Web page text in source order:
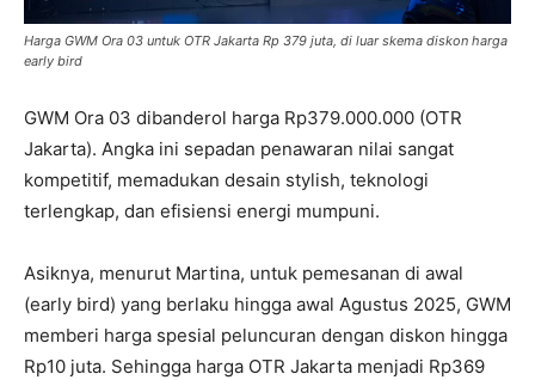
Harga GWM Ora 03 untuk OTR Jakarta Rp 379 juta, di luar skema diskon harga
early bird
GWM Ora 03 dibanderol harga Rp379.000.000 (OTR
Jakarta). Angka ini sepadan penawaran nilai sangat
kompetitif, memadukan desain stylish, teknologi
terlengkap, dan efisiensi energi mumpuni.
Asiknya, menurut Martina, untuk pemesanan di awal
(early bird) yang berlaku hingga awal Agustus 2025, GWM
memberi harga spesial peluncuran dengan diskon hingga
Rp10 juta. Sehingga harga OTR Jakarta menjadi Rp369